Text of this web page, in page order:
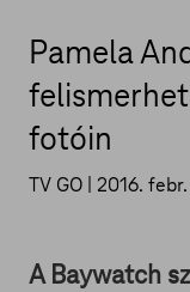
Pamela
fotóin
TV GO | 2016.
A Baywatch